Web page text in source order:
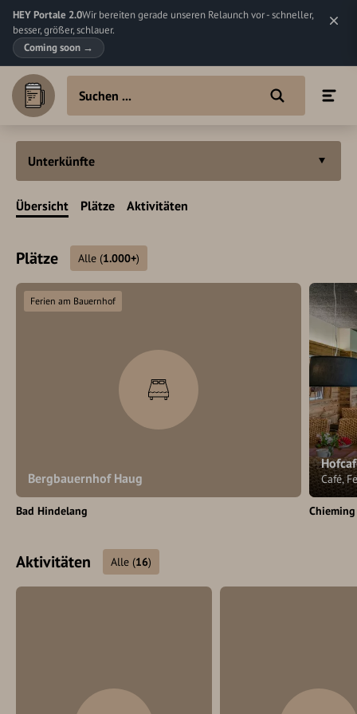
HEY Portale 2.0Wir bereiten gerade unseren Relaunch vor - schneller,
besser, größer, schlauer.
Coming soon →
Unterkünfte
Übersicht Plätze Aktivitäten
Plätze Alle (1.000+)
Bergbauernhof Haug
Ferien am Bauernhof
Bad Hindelang
Café,
Chieming
Aktivitäten Alle (16)